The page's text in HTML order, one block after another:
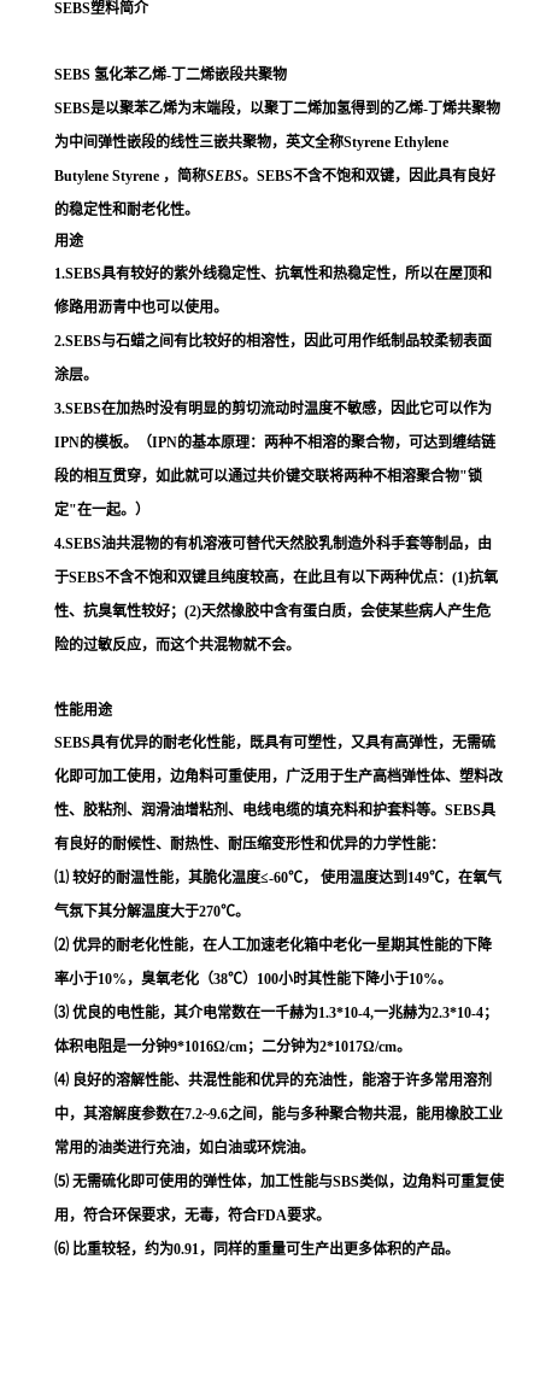
SEBS塑料简介
SEBS 氢化苯乙烯-丁二烯嵌段共聚物
SEBS是以聚苯乙烯为末端段，以聚丁二烯加氢得到的乙烯-丁烯共聚物
为中间弹性嵌段的线性三嵌共聚物，英文全称Styrene Ethylene
Butylene Styrene ，简称SEBS。SEBS不含不饱和双键，因此具有良好
的稳定性和耐老化性。
用途
1.SEBS具有较好的紫外线稳定性、抗氧性和热稳定性，所以在屋顶和
修路用沥青中也可以使用。
2.SEBS与石蜡之间有比较好的相溶性，因此可用作纸制品较柔韧表面
涂层。
3.SEBS在加热时没有明显的剪切流动时温度不敏感，因此它可以作为
IPN的模板。（IPN的基本原理：两种不相溶的聚合物，可达到缠结链
段的相互贯穿，如此就可以通过共价键交联将两种不相溶聚合物"锁
定"在一起。）
4.SEBS油共混物的有机溶液可替代天然胶乳制造外科手套等制品，由
于SEBS不含不饱和双键且纯度较高，在此且有以下两种优点：(1)抗氧
性、抗臭氧性较好；(2)天然橡胶中含有蛋白质，会使某些病人产生危
险的过敏反应，而这个共混物就不会。
性能用途
SEBS具有优异的耐老化性能，既具有可塑性，又具有高弹性，无需硫
化即可加工使用，边角料可重使用，广泛用于生产高档弹性体、塑料改
性、胶粘剂、润滑油增粘剂、电线电缆的填充料和护套料等。SEBS具
有良好的耐候性、耐热性、耐压缩变形性和优异的力学性能：
⑴ 较好的耐温性能，其脆化温度≤-60℃， 使用温度达到149℃，在氧气
气氛下其分解温度大于270℃。
⑵ 优异的耐老化性能，在人工加速老化箱中老化一星期其性能的下降
率小于10%，臭氧老化（38℃）100小时其性能下降小于10%。
⑶ 优良的电性能，其介电常数在一千赫为1.3*10-4,一兆赫为2.3*10-4；
体积电阻是一分钟9*1016Ω/cm；二分钟为2*1017Ω/cm。
⑷ 良好的溶解性能、共混性能和优异的充油性，能溶于许多常用溶剂
中，其溶解度参数在7.2~9.6之间，能与多种聚合物共混，能用橡胶工业
常用的油类进行充油，如白油或环烷油。
⑸ 无需硫化即可使用的弹性体，加工性能与SBS类似，边角料可重复使
用，符合环保要求，无毒，符合FDA要求。
⑹ 比重较轻，约为0.91，同样的重量可生产出更多体积的产品。